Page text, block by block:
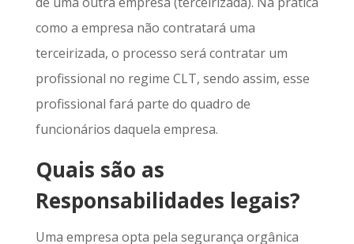
como a empresa não contratará uma
terceirizada, o processo será contratar um
profissional no regime CLT, sendo assim, esse
profissional fará parte do quadro de
funcionários daquela empresa.
Quais são as
Responsabilidades legais?
Uma empresa opta pela segurança orgânica